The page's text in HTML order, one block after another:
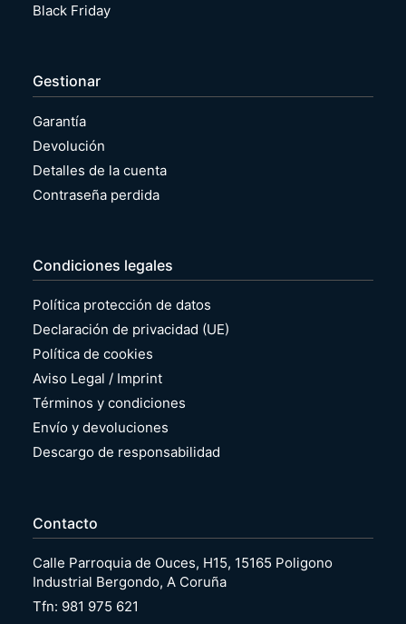
Black Friday
Gestionar
Garantía
Devolución
Detalles de la cuenta
Contraseña perdida
Condiciones legales
Política protección de datos
Declaración de privacidad (UE)
Política de cookies
Aviso Legal / Imprint
Términos y condiciones
Envío y devoluciones
Descargo de responsabilidad
Contacto
Calle Parroquia de Ouces, H15, 15165 Poligono
Industrial Bergondo, A Coruña
Tfn: 981 975 621